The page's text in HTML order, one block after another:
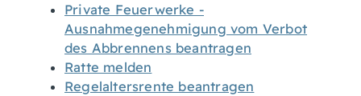
Private Feuerwerke -
Ausnahmegenehmigung vom Verbot
des Abbrennens beantragen
Ratte melden
Regelaltersrente beantragen